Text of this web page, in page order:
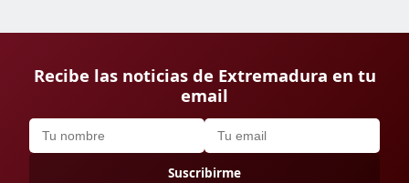
Recibe las noticias de Extremadura en tu
email
Suscribirme